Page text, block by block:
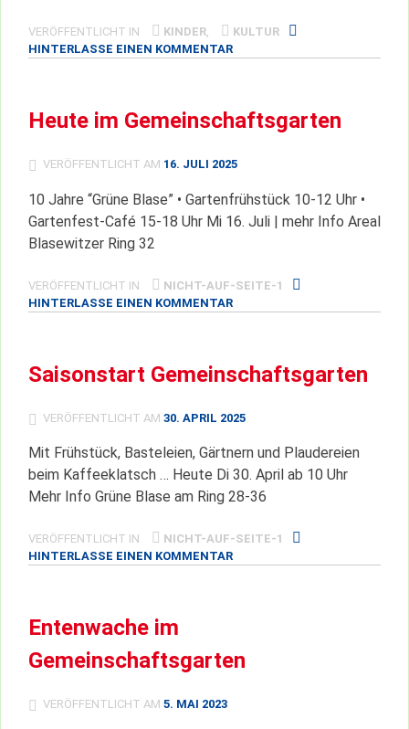
VERÖFFENTLICHT IN KINDER,
KULTUR
HINTERLASSE EINEN KOMMENTARZU
Heute im Gemeinschaftsgarten
VERÖFFENTLICHT AM 16. JULI 2025
10 Jahre “Grüne Blase” • Gartenfrühstück 10-12 Uhr •
Gartenfest-Café 15-18 Uhr Mi 16. Juli | mehr Info Areal
Blasewitzer Ring 32
VERÖFFENTLICHT IN
NICHT-AUF-SEITE-1
HINTERLASSE EINEN KOMMENTARZU
Saisonstart Gemeinschaftsgarten
VERÖFFENTLICHT AM 30. APRIL 2025
Mit Frühstück, Basteleien, Gärtnern und Plaudereien
beim Kaffeeklatsch … Heute Di 30. April ab 10 Uhr
Mehr Info Grüne Blase am Ring 28-36
VERÖFFENTLICHT IN
NICHT-AUF-SEITE-1
HINTERLASSE EINEN KOMMENTARZU
Entenwache im
Gemeinschaftsgarten
VERÖFFENTLICHT AM 5. MAI 2023